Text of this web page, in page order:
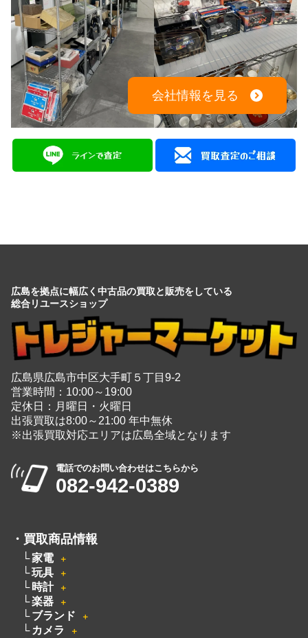
会社情報を見る
広島を拠点に幅広く中古品の買取と販売をしている
総合リユースショップ
広島県広島市中区大手町５丁目9-2
営業時間：10:00～19:00
定休日：月曜日・火曜日
出張買取は8:00～21:00 年中無休
※出張買取対応エリアは広島全域となります
電話でのお問い合わせはこちらから
082-942-0389
・ 買取商品情報
家電 ＋
玩具 ＋
時計 ＋
楽器 ＋
ブランド ＋
カメラ ＋